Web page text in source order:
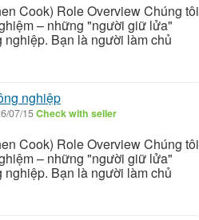
Cook) Role Overview Chúng tôi
– những "người giữ lửa"
Bạn là người làm chủ
nghiệp
07/15Check with seller
Cook) Role Overview Chúng tôi
– những "người giữ lửa"
Bạn là người làm chủ